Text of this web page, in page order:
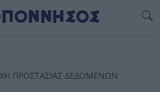
ΠΡΟΣΤΑΣΙΑΣ ΔΕΔΟΜΕΝΩΝ